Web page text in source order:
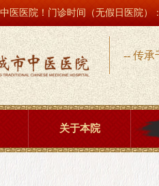
医医院！门诊时间（无假日医院）
-- 传承
关于本院